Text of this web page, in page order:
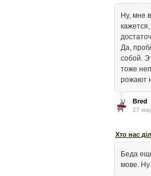
Ну, мне
Да,
собой.
тоже
рожают
Bred
27
Хто нас
Беда
мове.